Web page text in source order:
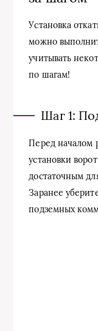
Установка
можно
учитывать
по шагам!
Шаг 1:
Перед началом
установки
достаточным
Заранее
подземных